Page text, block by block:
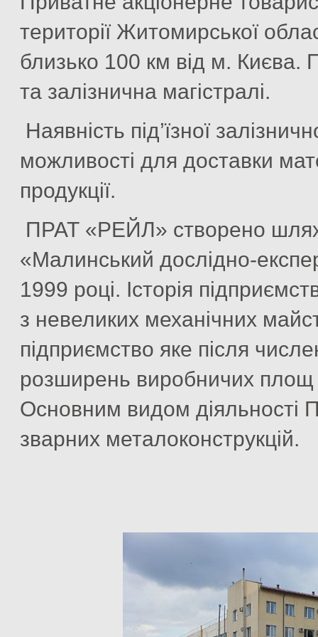
території Житомирської
близько 100 км від м. Києва.
та залізнична магістралі.
Наявність під’їзної
можливості для доставки
продукції.
ПРАТ «РЕЙЛ» створено
«Малинський дослідно-
1999 році. Історія
з невеликих механічних
підприємство яке після
розширень виробничих площ
Основним видом
зварних металоконструкцій.